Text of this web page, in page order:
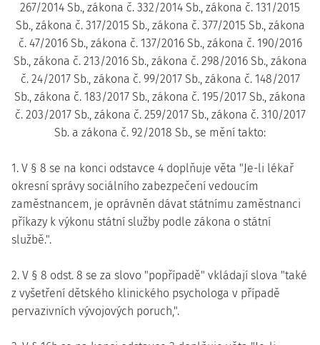
267/2014 Sb., zákona č. 332/2014 Sb., zákona č. 131/2015
Sb., zákona č. 317/2015 Sb., zákona č. 377/2015 Sb., zákona
č. 47/2016 Sb., zákona č. 137/2016 Sb., zákona č. 190/2016
Sb., zákona č. 213/2016 Sb., zákona č. 298/2016 Sb., zákona
č. 24/2017 Sb., zákona č. 99/2017 Sb., zákona č. 148/2017
Sb., zákona č. 183/2017 Sb., zákona č. 195/2017 Sb., zákona
č. 203/2017 Sb., zákona č. 259/2017 Sb., zákona č. 310/2017
Sb. a zákona č. 92/2018 Sb., se mění takto:
1. V § 8 se na konci odstavce 4 doplňuje věta "Je-li lékař
okresní správy sociálního zabezpečení vedoucím
zaměstnancem, je oprávněn dávat státnímu zaměstnanci
příkazy k výkonu státní služby podle zákona o státní
službě.".
2. V § 8 odst. 8 se za slovo "popřípadě" vkládají slova "také
z vyšetření dětského klinického psychologa v případě
pervazivních vývojových poruch,".